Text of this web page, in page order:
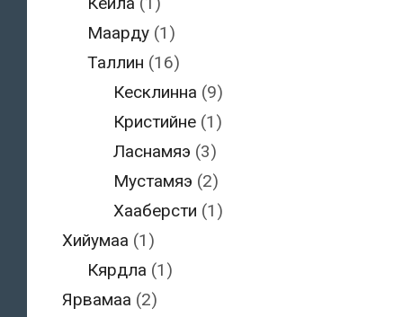
Маарду (1)
Таллин (16)
Кесклинна (9)
Кристийне(1)
Ласнамяэ (3)
Мустамяэ (2)
Хааберсти (1)
Хийумаа (1)
Кярдла (1)
Ярвамаа (2)